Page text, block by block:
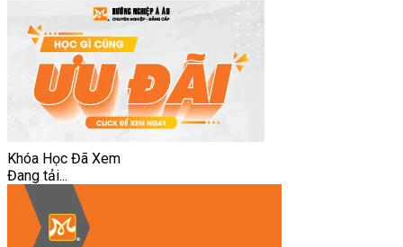
Khóa Học Đã Xem
Đang tải...